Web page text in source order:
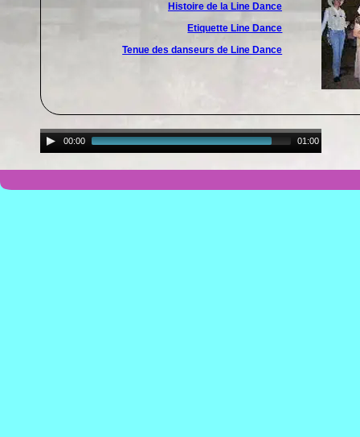
00:00 01:00
Histoire de la Line Dance
Etiquette Line Dance
Tenue des danseurs de Line Dance